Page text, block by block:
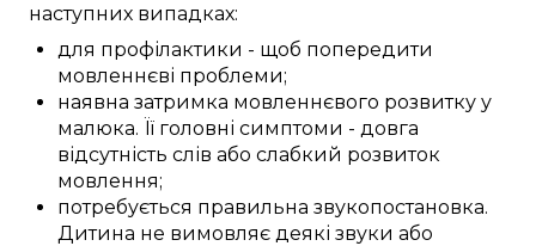
наступних випадках:
для профілактики - щоб попередити
мовленнєві проблеми;
наявна затримка мовленнєвого розвитку у
малюка. Її головні симптоми - довга
відсутність слів або слабкий розвиток
мовлення;
потребується правильна звукопостановка.
Дитина не вимовляє деякі звуки або